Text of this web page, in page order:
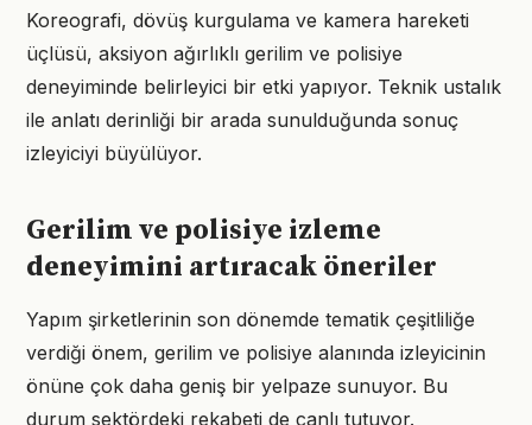
Koreografi, dövüş kurgulama ve kamera hareketi
üçlüsü, aksiyon ağırlıklı gerilim ve polisiye
deneyiminde belirleyici bir etki yapıyor. Teknik ustalık
ile anlatı derinliği bir arada sunulduğunda sonuç
izleyiciyi büyülüyor.
Gerilim ve polisiye izleme
deneyimini artıracak öneriler
Yapım şirketlerinin son dönemde tematik çeşitliliğe
verdiği önem, gerilim ve polisiye alanında izleyicinin
önüne çok daha geniş bir yelpaze sunuyor. Bu
durum sektördeki rekabeti de canlı tutuyor.